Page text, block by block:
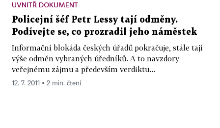
UVNITŘ DOKUMENT
Policejní šéf Petr Lessy tají odměny.
Podívejte se, co prozradil jeho náměstek
Informační blokáda českých úřadů pokračuje, stále tají
výše odměn vybraných úředníků. A to navzdory
veřejnému zájmu a především verdiktu...
12. 7. 2011 ▪ 2 min. čtení